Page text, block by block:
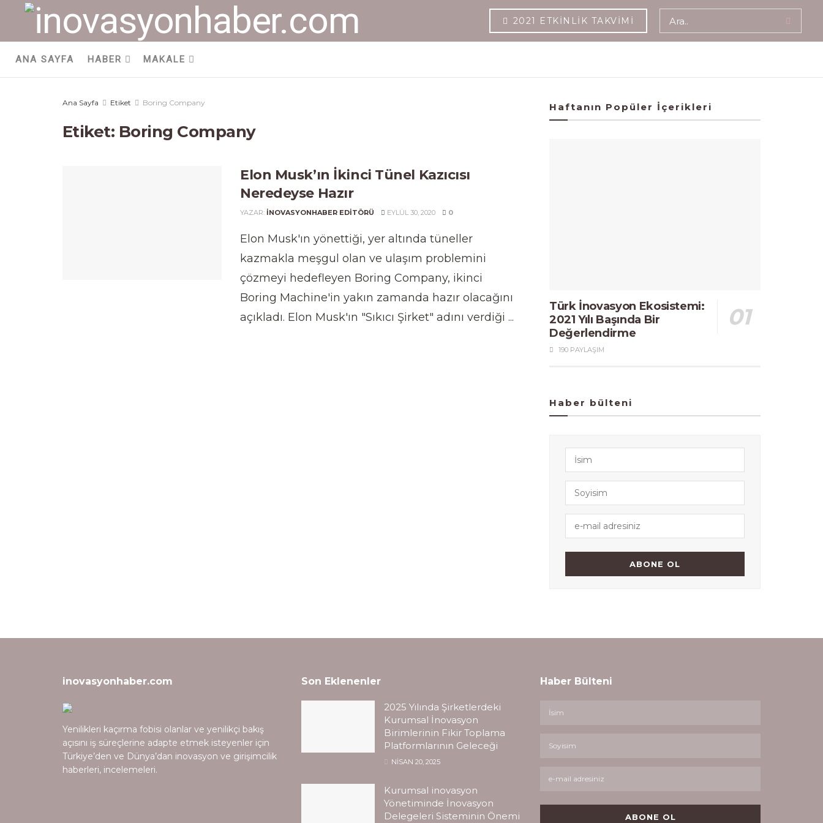
2021 ETKINLIK TAKVIMI
ANA SAYFA HABER MAKALE
Ana Sayfa Etiket Boring Company
Etiket: Boring Company
Elon Musk’ın İkinci Tünel Kazıcısı
Neredeyse Hazır
YAZAR: INOVASYONHABER EDITÖRÜ EYLÜL 30, 2020 0
Elon Musk'ın yönettiği, yer altında tüneller
kazmakla meşgul olan ve ulaşım problemini
çözmeyi hedefleyen Boring Company, ikinci
Boring Machine'in yakın zamanda hazır olacağını
açıkladı. Elon Musk'ın "Sıkıcı Şirket" adını verdiği ...
Haftanın Popüler İçerikleri
Türk İnovasyon Ekosistemi:
2021 Yılı Başında Bir
Değerlendirme
190 PAYLAŞIM
Haber bülteni
inovasyonhaber.com
Yenilikleri kaçırma fobisi olanlar ve yenilikçi bakış
açısını iş süreçlerine adapte etmek isteyenler için
Türkiye’den ve Dünya’dan inovasyon ve girişimcilik
haberleri, incelemeleri.
Son Eklenenler
2025 Yılında Şirketlerdeki
Kurumsal İnovasyon
Birimlerinin Fikir Toplama
Platformlarının Geleceği
NISAN 20, 2025
Kurumsal inovasyon
Yönetiminde İnovasyon
Delegeleri Sisteminin Önemi
Haber Bülteni